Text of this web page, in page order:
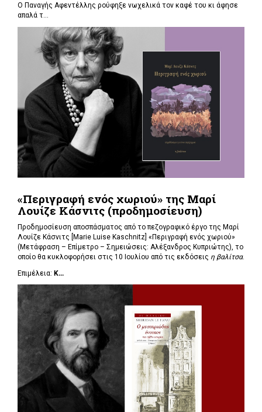
Ο Παναγής Αφεντέλλης ρούφηξε νωχελικά τον καφέ του κι άφησε
απαλά τ...
«Περιγραφή ενός χωριού» της Μαρί
Λουίζε Κάσνιτς (προδημοσίευση)
Προδημοσίευση αποσπάσματος από το πεζογραφικό έργο της Μαρί
Λουίζε Κάσνιτς [Marie Luise Kaschnitz] «Περιγραφή ενός χωριού»
(Μετάφραση – Επίμετρο – Σημειώσεις: Αλέξανδρος Κυπριώτης), το
οποίο θα κυκλοφορήσει στις 10 Ιουλίου από τις εκδόσεις η βαλίτσα.
Επιμέλεια: Κ...